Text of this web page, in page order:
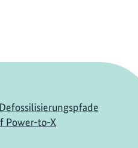
Power-to-X